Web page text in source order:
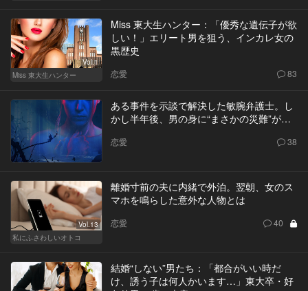
Vol.1
Miss 東大生ハンター
Miss 東大生ハンター：「優秀な遺伝子が欲
しい！」エリート男を狙う、インカレ女の
黒歴史
恋愛 83
ある事件を示談で解決した敏腕弁護士。し
かし半年後、男の身に“まさかの災難”が…
恋愛 38
Vol.13
私にふさわしいオトコ
離婚寸前の夫に内緒で外泊。翌朝、女のス
マホを鳴らした意外な人物とは
恋愛 40
結婚“しない”男たち：「都合がいい時だ
け、誘う子は何人かいます…」東大卒・好